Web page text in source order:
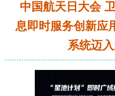
中国航天日大会
息即时服务创新应
系统迈